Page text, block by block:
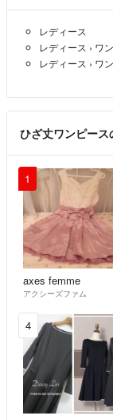
レディース
レディース › ワ
レディース › ワ
ひざ丈ワンピー
1
axes femme
アクシーズファム
4